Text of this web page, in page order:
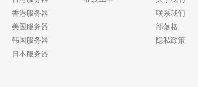
香港服务器
美国服务器
韩国服务器
日本服务器
联系我们
部落格
隐私政策